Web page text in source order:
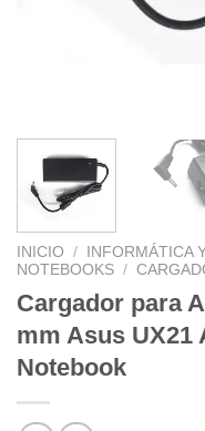
INICIO / INFORMÁTICA
NOTEBOOKS /
Cargador para
mm Asus UX21
Notebook